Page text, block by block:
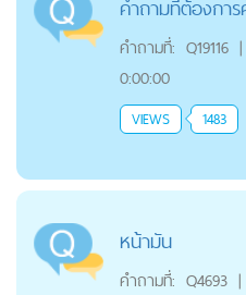
คำถามที่ต้องกา
คำถามที่: Q19116 |
0:00:00
VIEWS 1483
หน้ามัน
คำถามที่: Q4693 |